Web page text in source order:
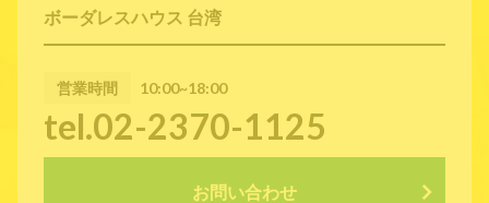
ボーダレスハウス 台湾
営業時間 10:00~18:00
tel.02-2370-1125
お問い合わせ